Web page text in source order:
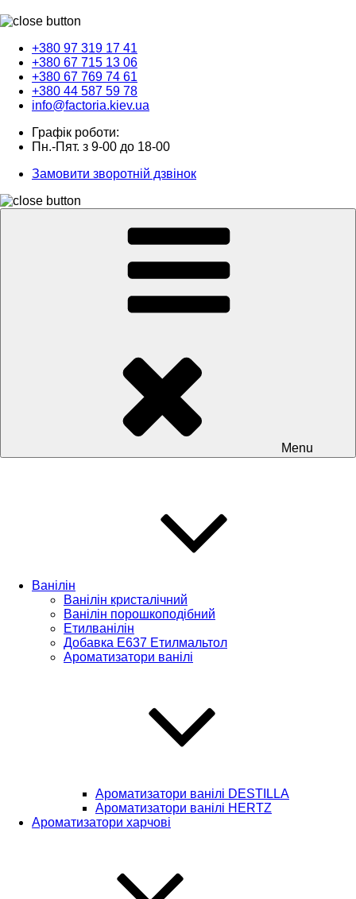
+380 97 319 17 41
+380 67 715 13 06
+380 67 769 74 61
+380 44 587 59 78
info@factoria.kiev.ua
Графік роботи:
Пн.-Пят. з 9-00 до 18-00
Замовити зворотній дзвінок
Menu
Ванілін
Ванілін кристалічний
Ванілін порошкоподібний
Етилванілін
Добавка Е637 Етилмальтол
Ароматизатори ванілі
Ароматизатори ванілі DESTILLA
Ароматизатори ванілі HERTZ
Ароматизатори харчові